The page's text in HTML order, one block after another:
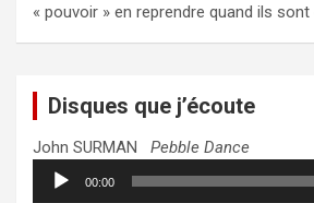
« pouvoir » en reprendre quand ils sont
Disques que j’écoute
John SURMAN Pebble Dance
Lecteur
audio
00:00